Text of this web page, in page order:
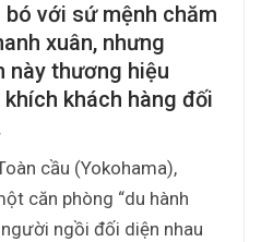
với sứ mệnh chăm
xuân, nhưng
này thương hiệu
khách hàng đối
cầu (Yokohama),
căn phòng “du hành
ngồi đối diện nhau